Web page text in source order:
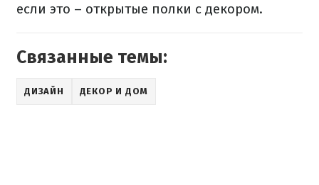
если это – открытые полки с декором.
Связанные темы:
ДИЗАЙН ДЕКОР И ДОМ